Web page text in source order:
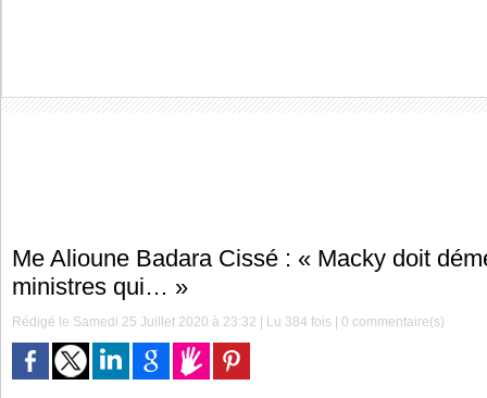
Me Alioune Badara Cissé : « Macky doit
ministres qui… »
Rédigé le Samedi 25 Juillet 2020 à 23:32 | Lu 384 fois |0 commentaire(s)